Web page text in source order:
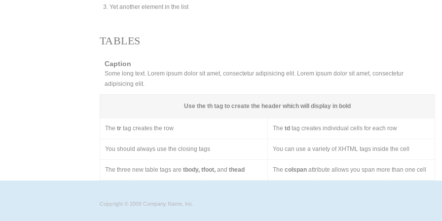
Yet another element in the list
TABLES
Caption
Some long text. Lorem ipsum dolor sit amet, consectetur adipisicing elit. Lorem ipsum dolor sit amet, consectetur
adipisicing elit.
Use the th tag to create the header which will display in bold
The tr tag creates the row The td tag creates individual cells for each row
You should always use the closing tags You can use a variety of XHTML tags inside the cell
The three new table tags are tbody, tfoot, and thead The colspan attribute allows you span more than one cell
Copyright © 2009 Company Name, Inc.